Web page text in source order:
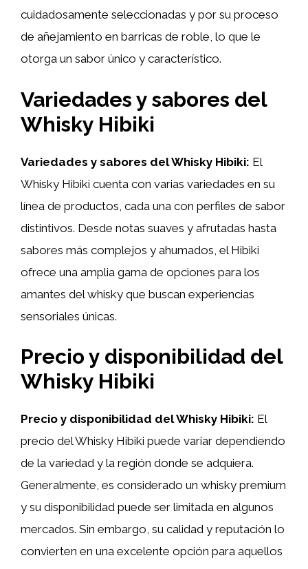
cuidadosamente seleccionadas y por su proceso
de añejamiento en barricas de roble, lo que le
otorga un sabor único y característico.
Variedades y sabores del
Whisky Hibiki
Variedades y sabores del Whisky Hibiki: El
Whisky Hibiki cuenta con varias variedades en su
línea de productos, cada una con perfiles de sabor
distintivos. Desde notas suaves y afrutadas hasta
sabores más complejos y ahumados, el Hibiki
ofrece una amplia gama de opciones para los
amantes del whisky que buscan experiencias
sensoriales únicas.
Precio y disponibilidad del
Whisky Hibiki
Precio y disponibilidad del Whisky Hibiki: El
precio del Whisky Hibiki puede variar dependiendo
de la variedad y la región donde se adquiera.
Generalmente, es considerado un whisky premium
y su disponibilidad puede ser limitada en algunos
mercados. Sin embargo, su calidad y reputación lo
convierten en una excelente opción para aquellos